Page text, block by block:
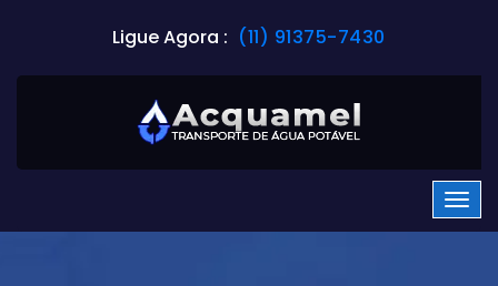
Ligue Agora : (11) 91375-7430